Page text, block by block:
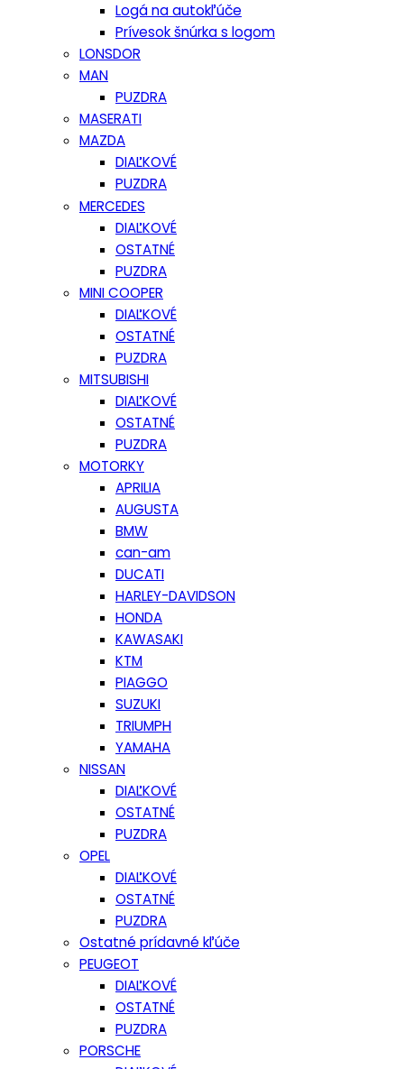
Logá na autokľúče
Prívesok šnúrka s logom
LONSDOR
MAN
PUZDRA
MASERATI
MAZDA
DIAĽKOVÉ
PUZDRA
MERCEDES
DIAĽKOVÉ
OSTATNÉ
PUZDRA
MINI COOPER
DIAĽKOVÉ
OSTATNÉ
PUZDRA
MITSUBISHI
DIAĽKOVÉ
OSTATNÉ
PUZDRA
MOTORKY
APRILIA
AUGUSTA
BMW
can-am
DUCATI
HARLEY-DAVIDSON
HONDA
KAWASAKI
KTM
PIAGGO
SUZUKI
TRIUMPH
YAMAHA
NISSAN
DIAĽKOVÉ
OSTATNÉ
PUZDRA
OPEL
DIAĽKOVÉ
OSTATNÉ
PUZDRA
Ostatné prídavné kľúče
PEUGEOT
DIAĽKOVÉ
OSTATNÉ
PUZDRA
PORSCHE